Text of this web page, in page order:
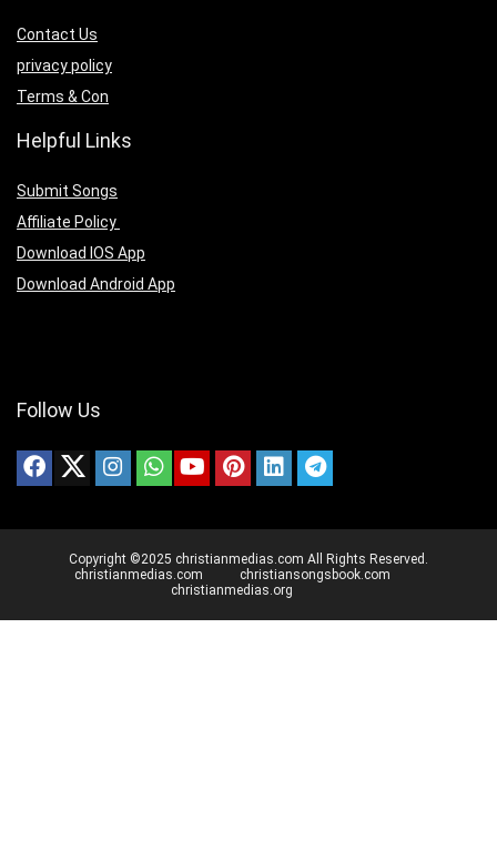
Contact Us
privacy policy
Terms & Con
Helpful Links
Submit Songs
Affiliate Policy
Download IOS App
Download Android App
Follow Us
Copyright ©2025 christianmedias.com All Rights Reserved.
christianmedias.com
christiansongsbook.com
christianmedias.org